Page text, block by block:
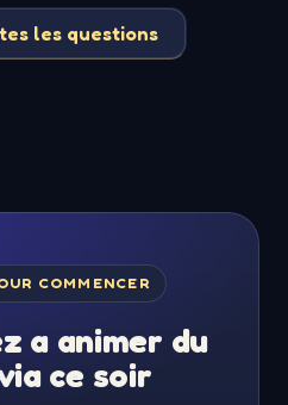
les questions
COMMENCER
a animer du
ce soir